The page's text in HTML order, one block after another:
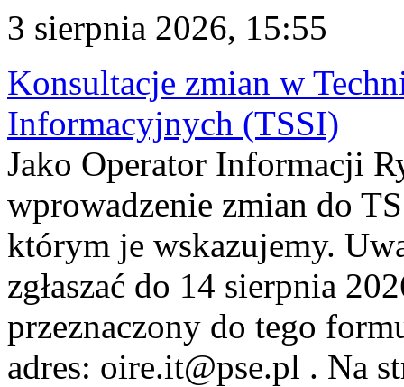
3 sierpnia 2026, 15:55
Konsultacje zmian w
Informacyjnych (TSSI)
Jako Operator Informacji
wprowadzenie zmian do
którym je wskazujemy.
zgłaszać do 14 sierpnia
przeznaczony do tego
adres: oire.it@pse.pl . Na